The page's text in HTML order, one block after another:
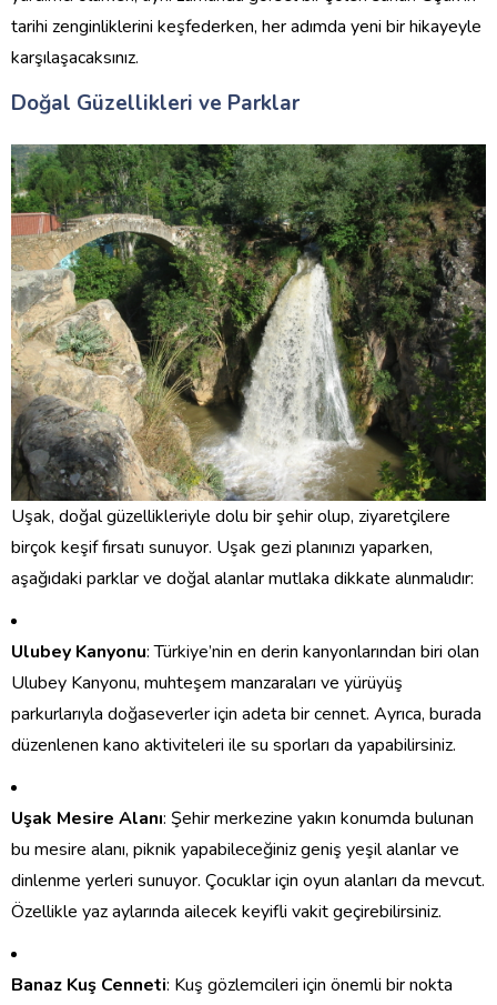
tarihi zenginliklerini keşfederken, her adımda yeni bir hikayeyle
karşılaşacaksınız.
Doğal Güzellikleri ve Parklar
Uşak, doğal güzellikleriyle dolu bir şehir olup, ziyaretçilere
birçok keşif fırsatı sunuyor. Uşak gezi planınızı yaparken,
aşağıdaki parklar ve doğal alanlar mutlaka dikkate alınmalıdır:
Ulubey Kanyonu: Türkiye’nin en derin kanyonlarından biri olan
Ulubey Kanyonu, muhteşem manzaraları ve yürüyüş
parkurlarıyla doğaseverler için adeta bir cennet. Ayrıca, burada
düzenlenen kano aktiviteleri ile su sporları da yapabilirsiniz.
Uşak Mesire Alanı: Şehir merkezine yakın konumda bulunan
bu mesire alanı, piknik yapabileceğiniz geniş yeşil alanlar ve
dinlenme yerleri sunuyor. Çocuklar için oyun alanları da mevcut.
Özellikle yaz aylarında ailecek keyifli vakit geçirebilirsiniz.
Banaz Kuş Cenneti: Kuş gözlemcileri için önemli bir nokta